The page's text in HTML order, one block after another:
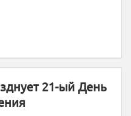
21-ый День